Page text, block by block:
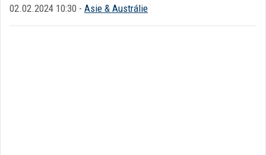
02.02.2024 10:30 - Asie & Austrálie